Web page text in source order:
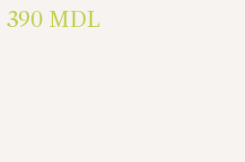
390 MDL